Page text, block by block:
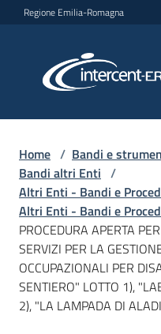
Vai al contenuto
Vai alla navigazione
Vai al footer
Regione Emilia-Romagna
per lo
L'Agenzia
Bandi
e
Home / Bandi e
Bandi altri Enti /
Altri Enti - Bandi e
Altri Enti - Bandi e
PROCEDURA APERTA
SERVIZI PER LA
OCCUPAZIONALI PER
SENTIERO" LOTTO 1),
2), "LA LAMPADA DI